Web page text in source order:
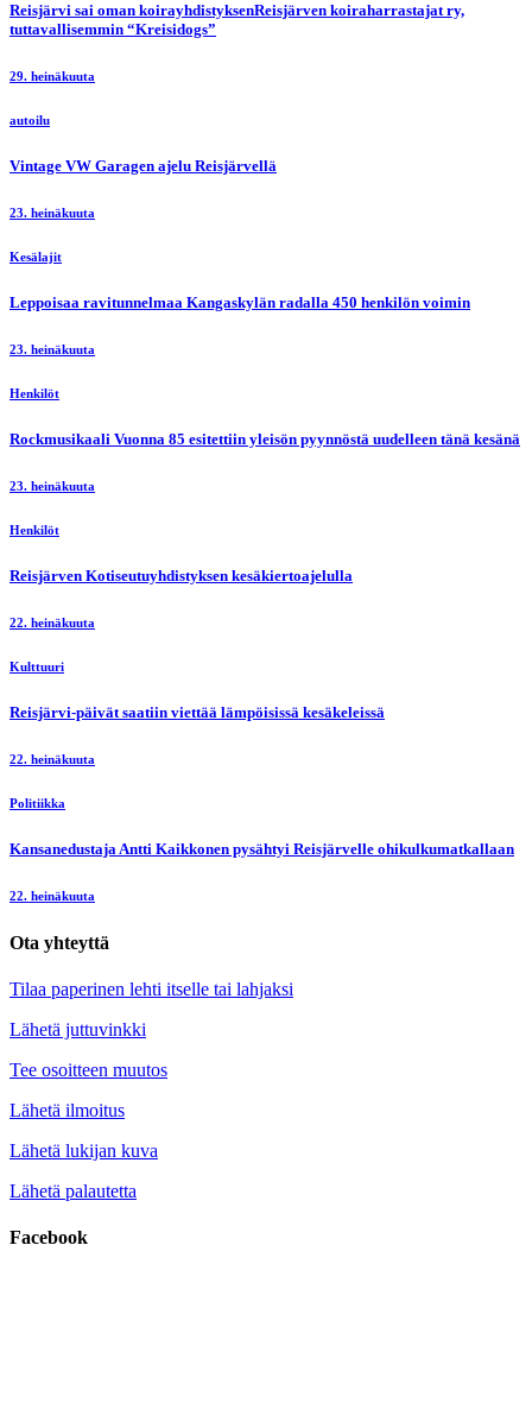
Reisjärvi sai oman koirayhdistyksenReisjärven koiraharrastajat ry,
tuttavallisemmin “Kreisidogs”
29. heinäkuuta
autoilu
Vintage VW Garagen ajelu Reisjärvellä
23. heinäkuuta
Kesälajit
Leppoisaa ravitunnelmaa Kangaskylän radalla 450 henkilön voimin
23. heinäkuuta
Henkilöt
Rockmusikaali Vuonna 85 esitettiin yleisön pyynnöstä uudelleen tänä kesänä
23. heinäkuuta
Henkilöt
Reisjärven Kotiseutuyhdistyksen kesäkiertoajelulla
22. heinäkuuta
Kulttuuri
Reisjärvi-päivät saatiin viettää lämpöisissä kesäkeleissä
22. heinäkuuta
Politiikka
Kansanedustaja Antti Kaikkonen pysähtyi Reisjärvelle ohikulkumatkallaan
22. heinäkuuta
Ota yhteyttä
Tilaa paperinen lehti itselle tai lahjaksi
Lähetä juttuvinkki
Tee osoitteen muutos
Lähetä ilmoitus
Lähetä lukijan kuva
Lähetä palautetta
Facebook